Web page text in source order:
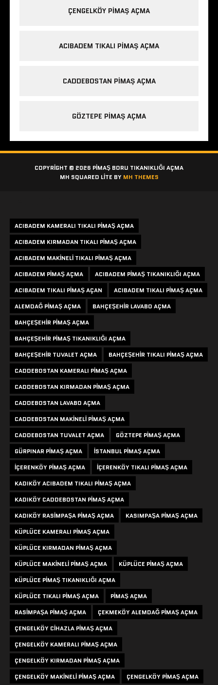
ÇENGELKÖY PIMAŞ AÇMA
ACIBADEM TIKALI PIMAŞ AÇMA
CADDEBOSTAN PIMAŞ AÇMA
GÖZTEPE PIMAŞ AÇMA
COPYRIGHT © 2026 PIMAŞ BORU TIKANIKLIĞI AÇMA
MH SQUARED LITE BY MH THEMES
ACIBADEM KAMERALI TIKALI PIMAŞ AÇMA
ACIBADEM KIRMADAN TIKALI PIMAŞ AÇMA
ACIBADEM MAKINELI TIKALI PIMAŞ AÇMA
ACIBADEM PIMAŞ AÇMA
ACIBADEM PIMAŞ TIKANIKLIĞI AÇMA
ACIBADEM TIKALI PIMAŞ AÇAN
ACIBADEM TIKALI PIMAŞ AÇMA
ALEMDAĞ PIMAŞ AÇMA
BAHÇEŞEHIR LAVABO AÇMA
BAHÇEŞEHIR PIMAŞ AÇMA
BAHÇEŞEHIR PIMAŞ TIKANIKLIĞI AÇMA
BAHÇEŞEHIR TUVALET AÇMA
BAHÇEŞEHIR TIKALI PIMAŞ AÇMA
CADDEBOSTAN KAMERALI PIMAŞ AÇMA
CADDEBOSTAN KIRMADAN PIMAŞ AÇMA
CADDEBOSTAN LAVABO AÇMA
CADDEBOSTAN MAKINELI PIMAŞ AÇMA
CADDEBOSTAN TUVALET AÇMA
GÖZTEPE PIMAŞ AÇMA
GÜRPINAR PIMAŞ AÇMA
ISTANBUL PIMAŞ AÇMA
IÇERENKÖY PIMAŞ AÇMA
IÇERENKÖY TIKALI PIMAŞ AÇMA
KADIKÖY ACIBADEM TIKALI PIMAŞ AÇMA
KADIKÖY CADDEBOSTAN PIMAŞ AÇMA
KADIKÖY RASIMPAŞA PIMAŞ AÇMA
KASIMPAŞA PIMAŞ AÇMA
KÜPLÜCE KAMERALI PIMAŞ AÇMA
KÜPLÜCE KIRMADAN PIMAŞ AÇMA
KÜPLÜCE MAKINELI PIMAŞ AÇMA
KÜPLÜCE PIMAŞ AÇMA
KÜPLÜCE PIMAŞ TIKANIKLIĞI AÇMA
KÜPLÜCE TIKALI PIMAŞ AÇMA
PIMAŞ AÇMA
RASIMPAŞA PIMAŞ AÇMA
ÇEKMEKÖY ALEMDAĞ PIMAŞ AÇMA
ÇENGELKÖY CIHAZLA PIMAŞ AÇMA
ÇENGELKÖY KAMERALI PIMAŞ AÇMA
ÇENGELKÖY KIRMADAN PIMAŞ AÇMA
ÇENGELKÖY MAKINELI PIMAŞ AÇMA
ÇENGELKÖY PIMAŞ AÇMA